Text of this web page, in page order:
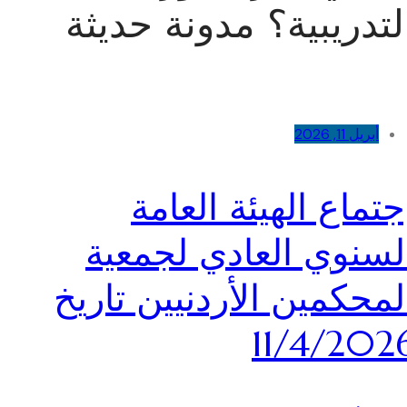
مدونة حديثة
أبريل 11, 2026
الهيئة العامة
العادي لجمعية
الأردنيين تاريخ
11/4/